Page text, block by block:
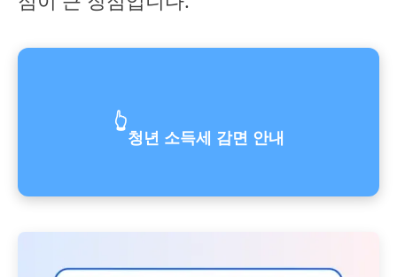
👆
청년 소득세 감면 안내